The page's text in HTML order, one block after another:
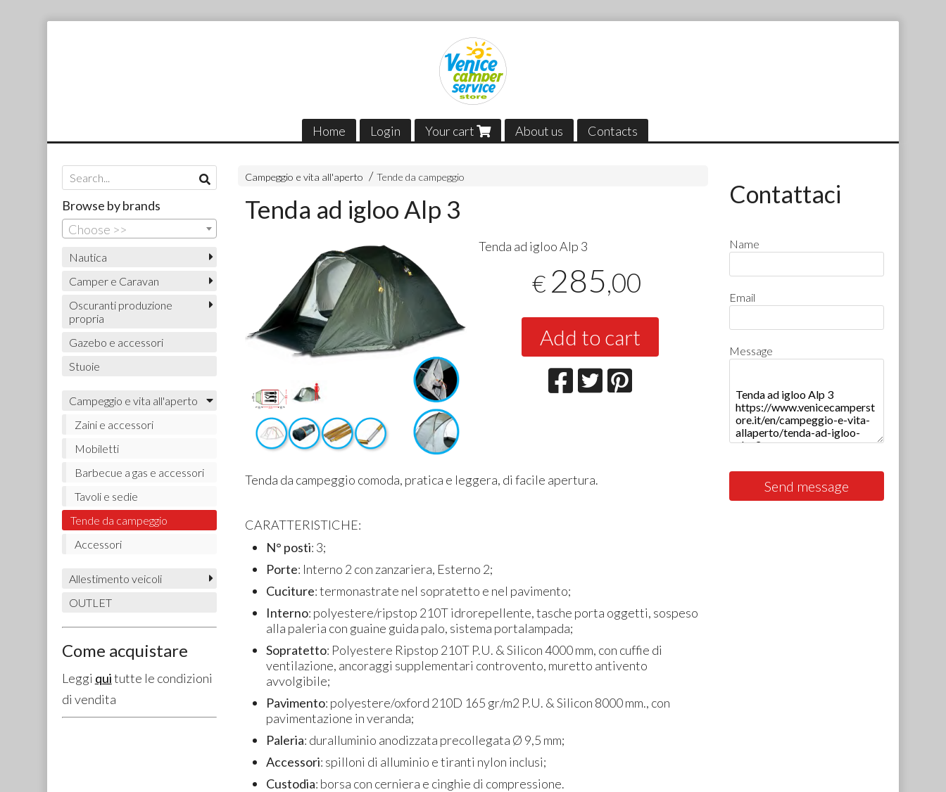
Home Login Your cart About us Contacts
Campeggio e vita all'aperto Tende da campeggio
Tenda ad igloo Alp 3
Tenda ad igloo Alp 3
€ 285,00
Add to cart
Tenda da campeggio comoda, pratica e leggera, di facile apertura.
CARATTERISTICHE:
N° posti: 3;
Porte: Interno 2 con zanzariera, Esterno 2;
Cuciture: termonastrate nel sopratetto e nel pavimento;
Interno: polyestere/ripstop 210T idrorepellente, tasche porta oggetti, sospeso
alla paleria con guaine guida palo, sistema portalampada;
Sopratetto: Polyestere Ripstop 210T P.U. & Silicon 4000 mm, con cuffie di
ventilazione, ancoraggi supplementari controvento, muretto antivento
avvolgibile;
Pavimento: polyestere/oxford 210D 165 gr/m2 P.U. & Silicon 8000 mm., con
pavimentazione in veranda;
Paleria: duralluminio anodizzata precollegata Ø 9,5 mm;
Accessori: spilloni di alluminio e tiranti nylon inclusi;
Custodia: borsa con cerniera e cinghie di compressione.
Browse by brands
Choose >>
Nautica
Camper e Caravan
Oscuranti produzione
propria
Gazebo e accessori
Stuoie
Campeggio e vita all'aperto
Zaini e accessori
Mobiletti
Barbecue a gas e accessori
Tavoli e sedie
Tende da campeggio
Accessori
Allestimento veicoli
OUTLET
Come acquistare
Leggi quitutte le condizioni
di vendita
Contattaci
Name
Email
Message
Send message